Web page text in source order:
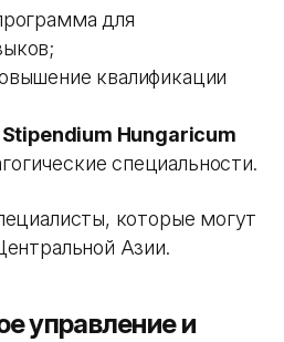
для
квалификации
Stipendium Hungaricum
специальности.
которые могут
Азии.
управление и